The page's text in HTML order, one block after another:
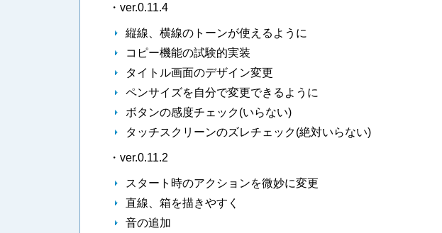
・ver.0.11.4
縦線、横線のトーンが使えるように
コピー機能の試験的実装
タイトル画面のデザイン変更
ペンサイズを自分で変更できるように
ボタンの感度チェック(いらない)
タッチスクリーンのズレチェック(絶対いらない)
・ver.0.11.2
スタート時のアクションを微妙に変更
直線、箱を描きやすく
音の追加